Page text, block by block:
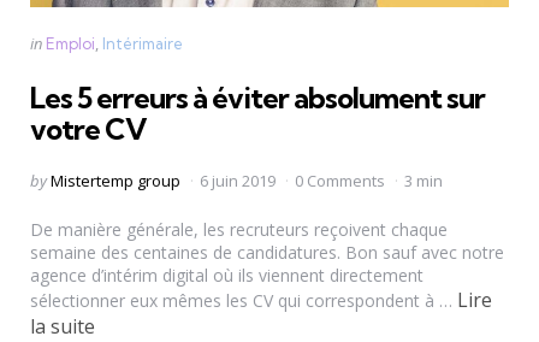
Categories
Posted
in Emploi Intérimaire
Les 5 erreurs à éviter absolument sur
votre CV
Posted
byMistertemp group 6 juin 2019 0 Comments 3 min
De manière générale, les recruteurs reçoivent chaque
semaine des centaines de candidatures. Bon sauf avec notre
agence d’intérim digital où ils viennent directement
sélectionner eux mêmes les CV qui correspondent à … Lire
la suite